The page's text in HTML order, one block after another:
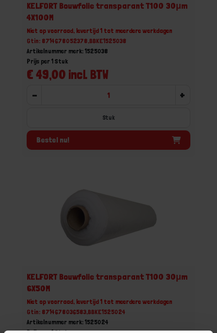
KELFORT Bouwfolie transparant T100 30μm
4X100M
Niet op voorraad, levertijd 1 tot meerdere werkdagen
Gtin: 8714678052378,BBKE1525038
Artikelnummer merk: 1525038
€ 49,00 incl. BTW
Prijs per 1 Stuk
- +
Stuk
Bestel nu!
KELFORT Bouwfolie transparant T100 30μm
6X50M
Niet op voorraad, levertijd 1 tot meerdere werkdagen
Gtin: 8714678036583,BBKE1525024
Artikelnummer merk: 1525024